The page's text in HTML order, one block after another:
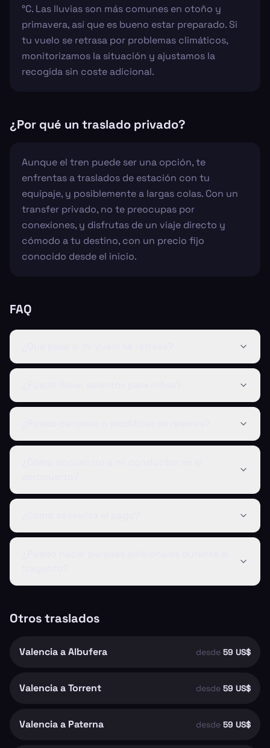
°C. Las lluvias son más comunes en otoño y
primavera, así que es bueno estar preparado. Si
tu vuelo se retrasa por problemas climáticos,
monitorizamos la situación y ajustamos la
recogida sin coste adicional.
¿Por qué un traslado privado?
Aunque el tren puede ser una opción, te
enfrentas a traslados de estación con tu
equipaje, y posiblemente a largas colas. Con un
transfer privado, no te preocupas por
conexiones, y disfrutas de un viaje directo y
cómodo a tu destino, con un precio fijo
conocido desde el inicio.
FAQ
Otros traslados
Valencia a Albufera desde 59 US$
Valencia a Torrent desde 59 US$
Valencia a Paterna desde 59 US$